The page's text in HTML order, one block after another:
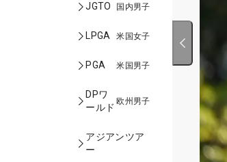
JGTO 国内男子
LPGA 米国女子
PGA 米国男子
DPワ
ールド
欧州男子
アジアンツア
ー